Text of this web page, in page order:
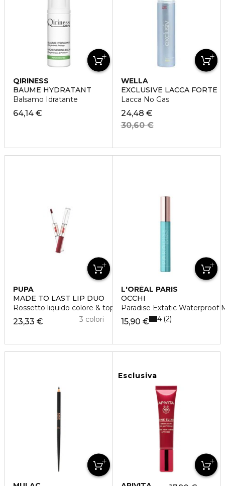
QIRINESS
BAUME HYDRATANT
Balsamo Idratante
64,14 €
WELLA
EXCLUSIVE LACCA FORTE
Lacca No Gas
24,48 €
30,60 €
PUPA
MADE TO LAST LIP DUO
Rossetto liquido colore & top coat
23,33 € 3 colori
L'ORÉAL PARIS
OCCHI
Paradise Extatic Waterproof
15,90 € 4 2
Esclusiva